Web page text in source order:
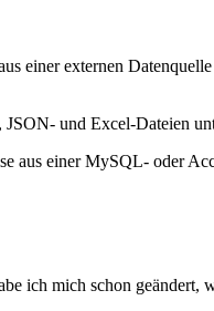
einer externen
und Excel-Dateien
aus einer MySQL- oder
ich mich schon